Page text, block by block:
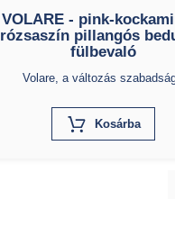
VOLARE - pink-
rózsaszín pillangós
fülbevaló
Volare, a változás
KosárbaX